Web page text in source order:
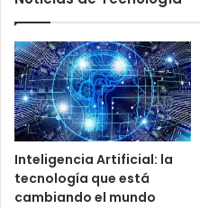
Inteligencia Artificial: la
tecnología que está
cambiando el mundo